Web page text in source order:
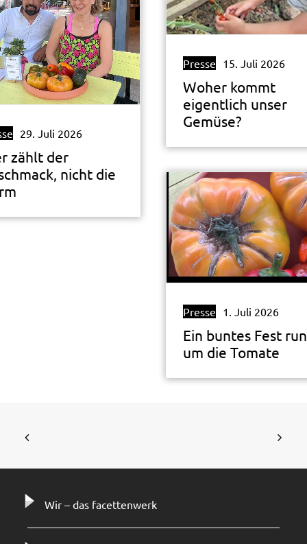
29. Juli 2026
zählt der
nicht die
Presse 15. Juli 2026
Woher kommt
eigentlich unser
Gemüse?
Presse 1. Juli 2026
Ein buntes Fest
um die Tomate
Wir – das facettenwerk